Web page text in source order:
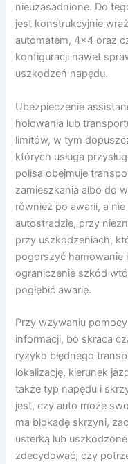
nieuzasadnione. Do
jest konstrukcyjnie
automatem, 4×4 oraz
konfiguracji nawet
uszkodzeń napędu.
Ubezpieczenie
holowania lub
limitów, w tym
których usługa
polisa obejmuje
zamieszkania albo do
również po awarii, a
autostradzie, przy
przy uszkodzeniach,
pogorszyć hamowanie
ograniczenie szkód
pogłębić awarię.
Przy wzywaniu
informacji, bo skraca
ryzyko błędnego
lokalizację, kierunek
także typ napędu i
jest, czy auto może
ma blokadę skrzyni,
usterką lub
zdecydować, czy